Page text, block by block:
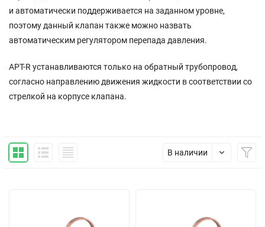
и автоматически поддерживается на заданном уровне,
поэтому данный клапан также можно назвать
автоматическим регулятором перепада давления.
APT-R устанавливаются только на обратный трубопровод,
согласно направлению движения жидкости в соответствии со
стрелкой на корпусе клапана.
В наличии